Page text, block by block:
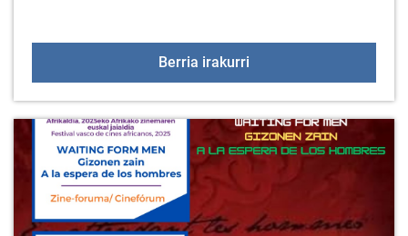
Berria irakurri